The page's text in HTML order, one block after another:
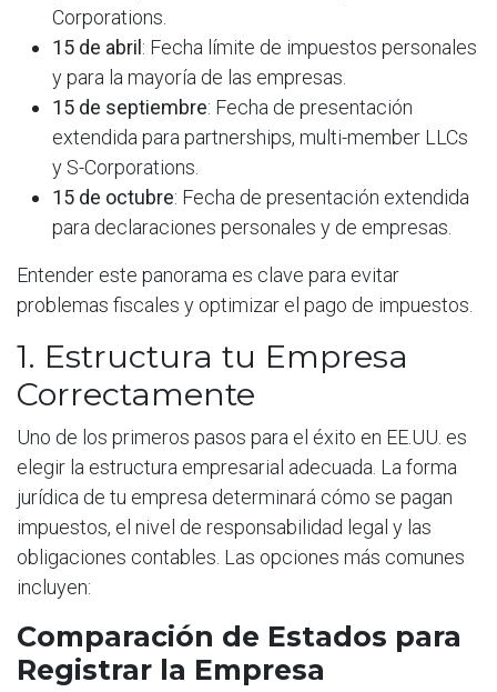
Corporations.
15 de abril : Fecha límite de impuestos personales
y para la mayoría de las empresas.
15 de septiembre: Fecha de presentación
extendida para partnerships, multi-member LLCs
y S-Corporations.
15 de octubre: Fecha de presentación extendida
para declaraciones personales y de empresas.
Entender este panorama es clave para evitar
problemas fiscales y optimizar el pago de impuestos.
1. Estructura tu Empresa
Correctamente
Uno de los primeros pasos para el éxito en EE.UU. es
elegir la estructura empresarial adecuada. La forma
jurídica de tu empresa determinará cómo se pagan
impuestos, el nivel de responsabilidad legal y las
obligaciones contables. Las opciones más comunes
incluyen:
Comparación de Estados para
Registrar la Empresa